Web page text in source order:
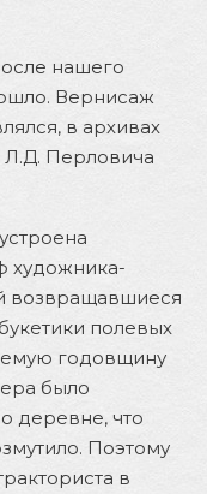
нашего
Вернисаж
в архивах
Перловича
художника-
возвращавшиеся
полевых
годовщину
было
деревне, что
Поэтому
в